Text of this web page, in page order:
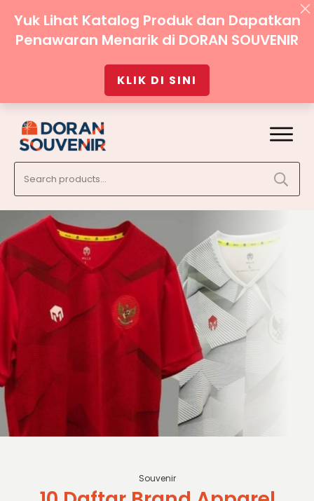
for:
Souvenir
Yuk Lihat Katalog Produk dan Dapatkan
Penawaran Menarik di DORAN SOUVENIR
KLIK DI SINI